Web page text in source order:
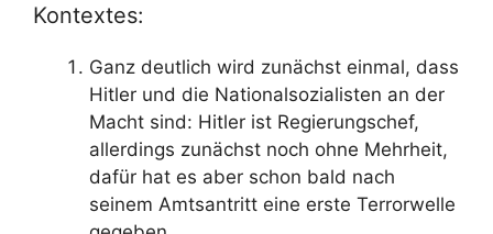
Kontextes:
Ganz deutlich wird zunächst einmal, dass
Hitler und die Nationalsozialisten an der
Macht sind: Hitler ist Regierungschef,
allerdings zunächst noch ohne Mehrheit,
dafür hat es aber schon bald nach
seinem Amtsantritt eine erste Terrorwelle